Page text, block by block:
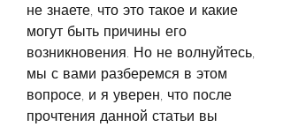
не знаете, что это такое и какие
могут быть причины его
возникновения. Но не волнуйтесь,
мы с вами разберемся в этом
вопросе, и я уверен, что после
прочтения данной статьи вы